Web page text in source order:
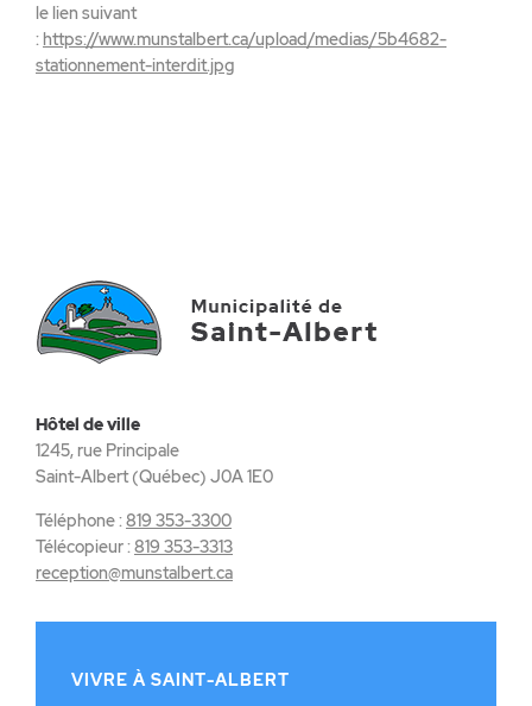
le lien suivant
: https://www.munstalbert.ca/upload/medias/5b4682-
stationnement-interdit.jpg
Hôtel de ville
1245, rue Principale
Saint-Albert (Québec) J0A 1E0
Téléphone :819 353-3300
Télécopieur :819 353-3313
reception@munstalbert.ca
VIVRE À SAINT-ALBERT